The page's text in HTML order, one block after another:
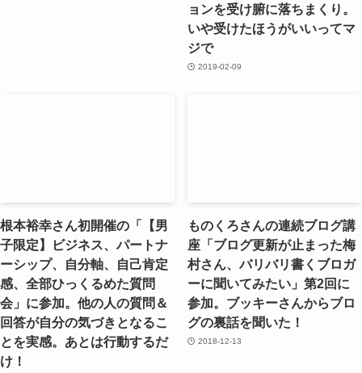
ョンを受け腑に落ちまくり。
いや受けたほうがいいってマ
ジで
2019-02-09
根本裕幸さん初開催の「【男
子限定】ビジネス、パートナ
ーシップ、自分軸、自己肯定
感、全部ひっくるめた質問
会」に参加。他の人の質問＆
回答が自分の気づきとなるこ
とを実感。あとは行動するだ
け！
ものくろさんの連続ブログ講
座「ブログ更新が止まった梅
村さん、バリバリ書くブロガ
ーに聞いてみたい」第2回に
参加。ブッキーさんからブロ
グの裏話を聞いた！
2018-12-13